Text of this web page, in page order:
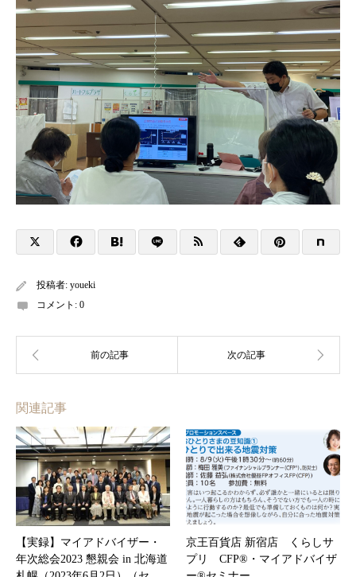
投稿者: youeki
コメント: 0
関連記事
【実録】マイアドバイザー・
年次総会2023 懇親会 in 北海道
京王百貨店 新宿店 くらしサ
プリ CFP®・マイアドバイザ